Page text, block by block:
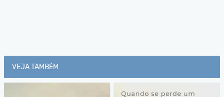
VEJA TAMBÉM